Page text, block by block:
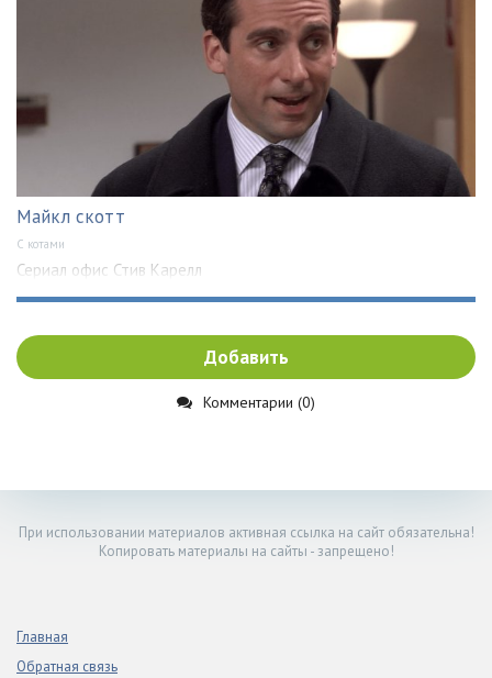
Майкл скотт
С котами
Сериал офис Стив Карелл
Добавить
Комментарии (0)
При использовании материалов активная ссылка на сайт обязательна!
Копировать материалы на сайты - запрещено!
Главная
Обратная связь